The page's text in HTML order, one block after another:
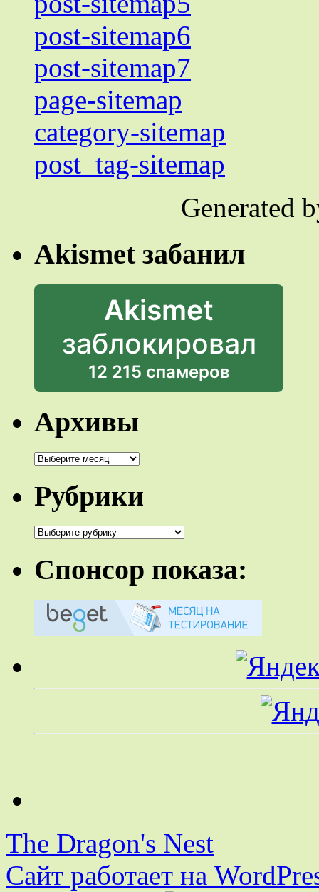
post-sitemap6
post-sitemap7
page-sitemap
category-sitemap
post_tag-sitemap
Generated
Akismet забанил
Akismet
заблокировал
12 215 спамеров
Архивы
Архивы
Рубрики
Рубрики
Спонсор показа:
The Dragon's Nest
Сайт работает на